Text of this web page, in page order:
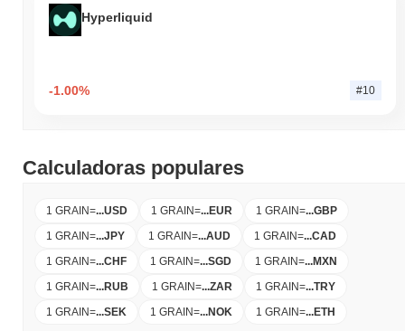
Hyperliquid
-1.00% #10
Calculadoras populares
1 GRAIN=...USD 1 GRAIN=...EUR 1 GRAIN=...GBP
1 GRAIN=...JPY 1 GRAIN=...AUD 1 GRAIN=...CAD
1 GRAIN=...CHF 1 GRAIN=...SGD 1 GRAIN=...MXN
1 GRAIN=...RUB 1 GRAIN=...ZAR 1 GRAIN=...TRY
1 GRAIN=...SEK 1 GRAIN=...NOK 1 GRAIN=...ETH